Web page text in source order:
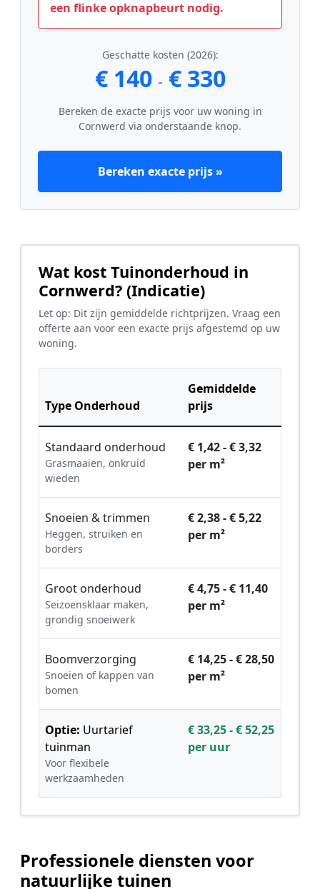
een flinke opknapbeurt nodig.
Geschatte kosten (2026):
€ 140 - € 330
Bereken de exacte prijs voor uw woning in
Cornwerd via onderstaande knop.
Bereken exacte prijs »
Wat kost Tuinonderhoud in
Cornwerd? (Indicatie)
Let op: Dit zijn gemiddelde richtprijzen. Vraag een
offerte aan voor een exacte prijs afgestemd op uw
woning.
Type Onderhoud
Gemiddelde
prijs
Standaard onderhoud
Grasmaaien, onkruid
wieden
€ 1,42 - € 3,32
per m²
Snoeien & trimmen
Heggen, struiken en
borders
€ 2,38 - € 5,22
per m²
Groot onderhoud
Seizoensklaar maken,
grondig snoeiwerk
€ 4,75 - € 11,40
per m²
Boomverzorging
Snoeien of kappen van
bomen
€ 14,25 - € 28,50
per m²
Optie: Uurtarief
tuinman
Voor flexibele
werkzaamheden
€ 33,25 - € 52,25
per uur
Professionele diensten voor
natuurlijke tuinen